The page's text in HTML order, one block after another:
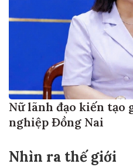
Nữ lãnh đạo kiến
nghiệp Đồng Nai
Nhìn ra thế giới